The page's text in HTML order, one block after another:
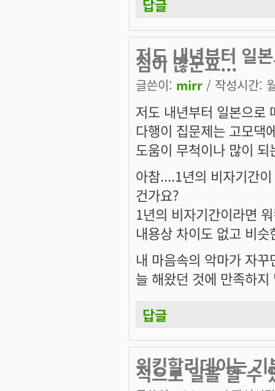
답글
저도 내년부터 일
점이 많군요...
글쓴이: mirr / 작성시간:
저도 내년부터 일본으로
다행이 집문제는 고모댁
도움이 무척이나 많이
아참....1년의 비자기간
건가요?
1년의 비자기간이라면
내용상 차이도 없고 비슷
내 마음속의 악마가 자
늘 해왔던 것에 만족하
답글
워킹할리데이는
적으로 일을 할 수